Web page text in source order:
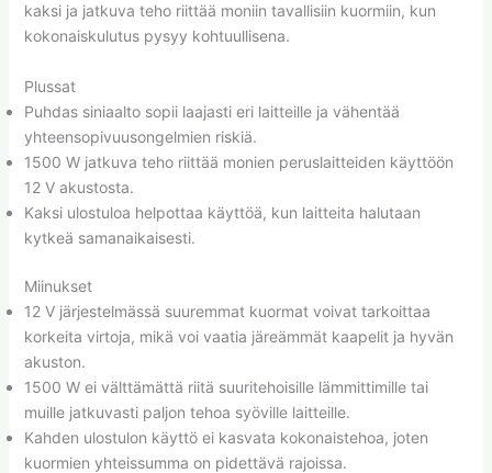
kaksi ja jatkuva teho riittää moniin tavallisiin kuormiin, kun
kokonaiskulutus pysyy kohtuullisena.
Plussat
Puhdas siniaalto sopii laajasti eri laitteille ja vähentää
yhteensopivuusongelmien riskiä.
1500 W jatkuva teho riittää monien peruslaitteiden käyttöön
12 V akustosta.
Kaksi ulostuloa helpottaa käyttöä, kun laitteita halutaan
kytkeä samanaikaisesti.
Miinukset
12 V järjestelmässä suuremmat kuormat voivat tarkoittaa
korkeita virtoja, mikä voi vaatia järeämmät kaapelit ja hyvän
akuston.
1500 W ei välttämättä riitä suuritehoisille lämmittimille tai
muille jatkuvasti paljon tehoa syöville laitteille.
Kahden ulostulon käyttö ei kasvata kokonaistehoa, joten
kuormien yhteissumma on pidettävä rajoissa.